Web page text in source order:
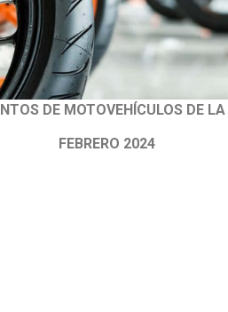
DE MOTOVEHÍCULOS DE
FEBRERO 2024